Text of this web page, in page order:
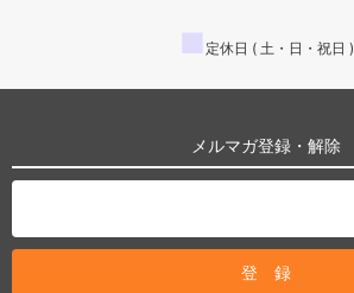
■ 定休日 ( 土・日・祝日 )
メルマガ登録・解除